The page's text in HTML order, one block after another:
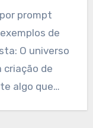
prompt
de
O universo
criação de
algo que